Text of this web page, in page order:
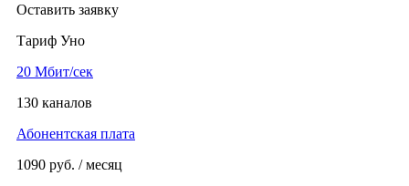
Оставить заявку
Тариф Уно
20 Мбит/сек
130 каналов
Абонентская плата
1090 руб. / месяц